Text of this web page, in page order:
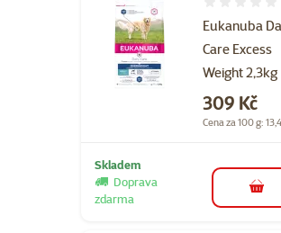
Eukanuba
Care Excess
Weight 2,3kg
Cena
309 Kč
Cena za 100 g:
Skladem
Doprava
zdarma
do